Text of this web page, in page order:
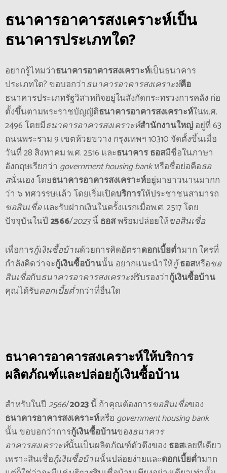
ธนาคารอาคารสงเคราะห์เป็น
ธนาคารประเภทใด?
อยากรู้ไหมว่าธนาคารอาคารสงเคราะห์เป็นธนาคาร
ประเภทใด? ขอบอกว่าธนาคารอาคารสงเคราะห์คือ
ธนาคารประเภทรัฐวิสาหกิจอยู่ในสังกัดกระทรวงการคลัง ก่อ
ตั้งขึ้นตามพระราชบัญญัติธนาคารอาคารสงเคราะห์ในพ.ศ.
2496 โดยมีธนาคารอาคารสงเคราะห์สํานักงานใหญ่อยู่ที่ 63
ถนนพระราม 9 เขตห้วยขวาง กรุงเทพฯ 10310 จัดตั้งขึ้นเมื่อ
วันที่ 28 สิงหาคม พ.ศ. 2516 และธนาคาร ธอสมีชื่อในภาษา
อังกฤษเรียกว่า government housing bankหรือชื่อย่อคือธอ
สนั่นเอง โดยธนาคารอาคารสงเคราะห์อยู่มายาวนานมากก
ว่า ๖ ทศวรรษแล้ว โดยเริ่มเปิดบริการให้ประชาชนสามารถ
ขอสินเชื่อและรับฝากเงินในครั้งแรกเมื่อพ.ศ. 2517 โดย
ปัจจุบันในปี 2566/2023นี้ ธอสพร้อมปล่อยให้ขอสินเชื่อ
เพื่อการกู้เงินซื้อบ้านด้วยการคิดอัตราดอกเบี้ยต่ำมาก ใครที่
กำลังคิดว่าจะกู้เงินซื้อบ้านนั้น อยากแนะนำให้กู้ธอสหรือขอ
สินเชื่อกับธนาคารอาคารสงเคราะห์รับรองว่ากู้เงินซื้อบ้าน
คุณได้รับดอกเบี้ยต่ำกว่าที่อื่นใด
ธนาคารอาคารสงเคราะห์ให้บริการ
ผลิตภัณฑ์และปล่อยกู้เงินซื้อบ้าน
สำหรับในปี2566/2023นี้ ถ้าคุณต้องการขอสินเชื่อของ
ธนาคารอาคารสงเคราะห์หรือ government housing bank
นั้น ขอบอกว่าการกู้เงินซื้อบ้านของธนาคาร
อาคารสงเคราะห์นั้นเป็นผลิตภัณฑ์ตัวตึงของ ธอสเลยทีเดียว
เพราะสินเชื่อกู้เงินซื้อบ้านนั้นปล่อยง่ายและดอกเบี้ยต่ำมาก